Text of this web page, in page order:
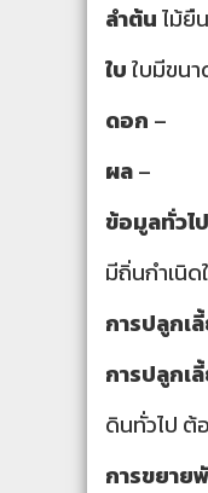
ลำต้นไม้ยื
ใบใบมีขน
ดอก –
ผล–
ข้อมูลทั่วไป
มีถิ่นกำเนิด
การปลูกเ
การปลูกเ
ดินทั่วไป ต้
การขยาย